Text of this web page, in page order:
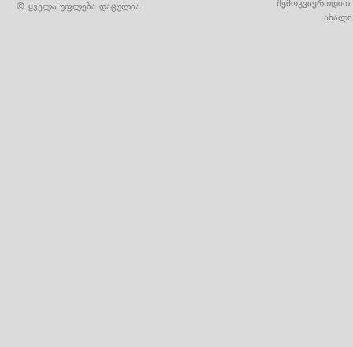
© ყველა უფლება დაცულია
შემოგვიერთდით
ახალი